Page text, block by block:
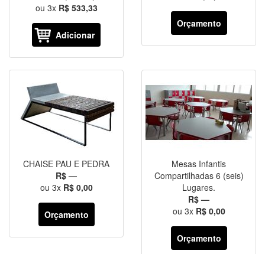
ou 3x R$ 533,33
Adicionar
Orçamento
CHAISE PAU E PEDRA
R$ —
ou 3x R$ 0,00
Orçamento
Mesas Infantis
Compartilhadas 6 (seis)
Lugares.
R$ —
ou 3x R$ 0,00
Orçamento